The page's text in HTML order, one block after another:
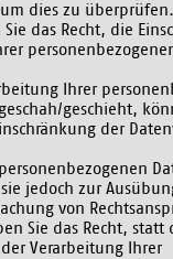
dies zu
das Recht, die
Ihrer
geschieht,
der
jedoch zur
von
Sie das Recht, statt
Verarbeitung Ihrer